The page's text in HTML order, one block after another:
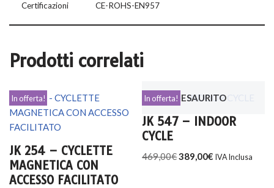
Certificazioni CE-ROHS-EN957
Prodotti correlati
In offerta!
JK 254 – CYCLETTE
MAGNETICA CON
ACCESSO FACILITATO
ESAURITO
In offerta!
JK 547 – INDOOR
CYCLE
469,00€389,00€ IVA Inclusa